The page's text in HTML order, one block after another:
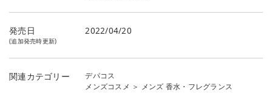
発売日
(追加発売時更新)
2022/04/20
関連カテゴリー
デパコス
メンズコスメ ＞ メンズ 香水・フレグランス